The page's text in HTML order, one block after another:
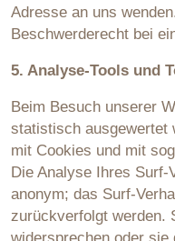
Adresse an uns
Beschwerderecht bei
5. Analyse-Tools und
Beim Besuch unserer
statistisch ausgewertet
mit Cookies und mit
Die Analyse Ihres Surf-
anonym; das Surf-
zurückverfolgt werden.